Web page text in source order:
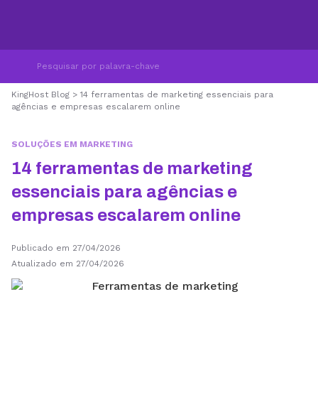
KingHost Blog > 14 ferramentas de marketing essenciais para
agências e empresas escalarem online
SOLUÇÕES EM MARKETING
14 ferramentas de marketing
essenciais para agências e
empresas escalarem online
Publicado em 27/04/2026
Atualizado em 27/04/2026